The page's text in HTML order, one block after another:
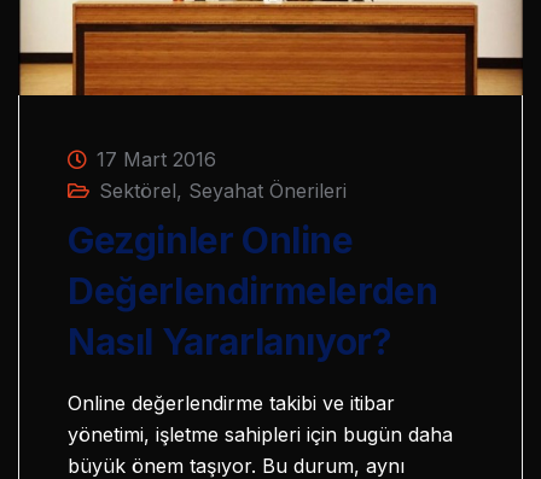
17 Mart 2016
Sektörel, Seyahat Önerileri
Gezginler Online
Değerlendirmelerden
Nasıl Yararlanıyor?
Online değerlendirme takibi ve itibar
yönetimi, işletme sahipleri için bugün daha
büyük önem taşıyor. Bu durum, aynı